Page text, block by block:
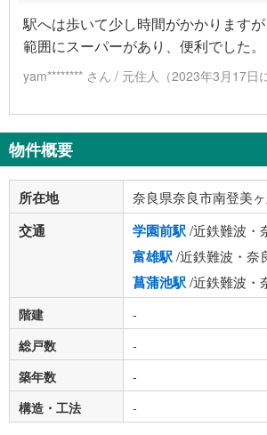
駅へは歩いて少し時間がかかります
範囲にスーパーがあり、便利でした。
yam******** さん / 元住人（2023年3月17日
物件概要
所在地 奈良県奈良市南登美
交通 学園前駅/近鉄難波
富雄駅/近鉄難波・
菖蒲池駅/近鉄難波
階建
-
総戸数
-
築年数
-
構造・工法
-